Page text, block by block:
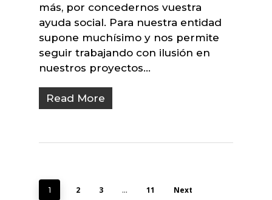
más, por concedernos vuestra
ayuda social. Para nuestra entidad
supone muchísimo y nos permite
seguir trabajando con ilusión en
nuestros proyectos…
Read More
1 2 3 … 11 Next